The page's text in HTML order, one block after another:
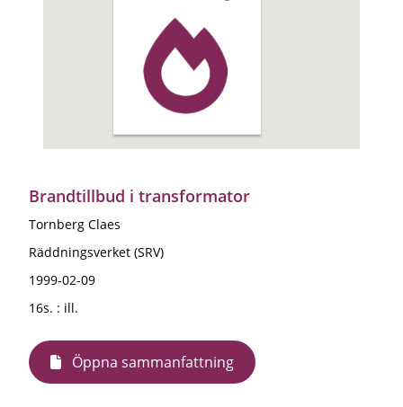
Brandtillbud i transformator
Tornberg Claes
Räddningsverket (SRV)
1999-02-09
16s. : ill.
Öppna sammanfattning